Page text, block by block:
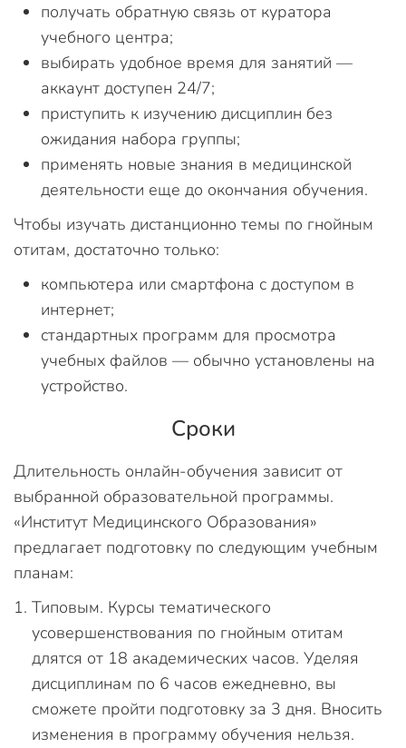
получать обратную связь от куратора
учебного центра;
выбирать удобное время для занятий —
аккаунт доступен 24/7;
приступить к изучению дисциплин без
ожидания набора группы;
применять новые знания в медицинской
деятельности еще до окончания обучения.
Чтобы изучать дистанционно темы по гнойным
отитам, достаточно только:
компьютера или смартфона с доступом в
интернет;
стандартных программ для просмотра
учебных файлов — обычно установлены на
устройство.
Сроки
Длительность онлайн-обучения зависит от
выбранной образовательной программы.
«Институт Медицинского Образования»
предлагает подготовку по следующим учебным
планам:
Типовым. Курсы тематического
усовершенствования по гнойным отитам
длятся от 18 академических часов. Уделяя
дисциплинам по 6 часов ежедневно, вы
сможете пройти подготовку за 3 дня. Вносить
изменения в программу обучения нельзя.